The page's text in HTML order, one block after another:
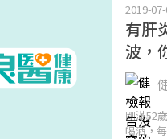
2019-
有肝
波，
剛滿52
喝酒，